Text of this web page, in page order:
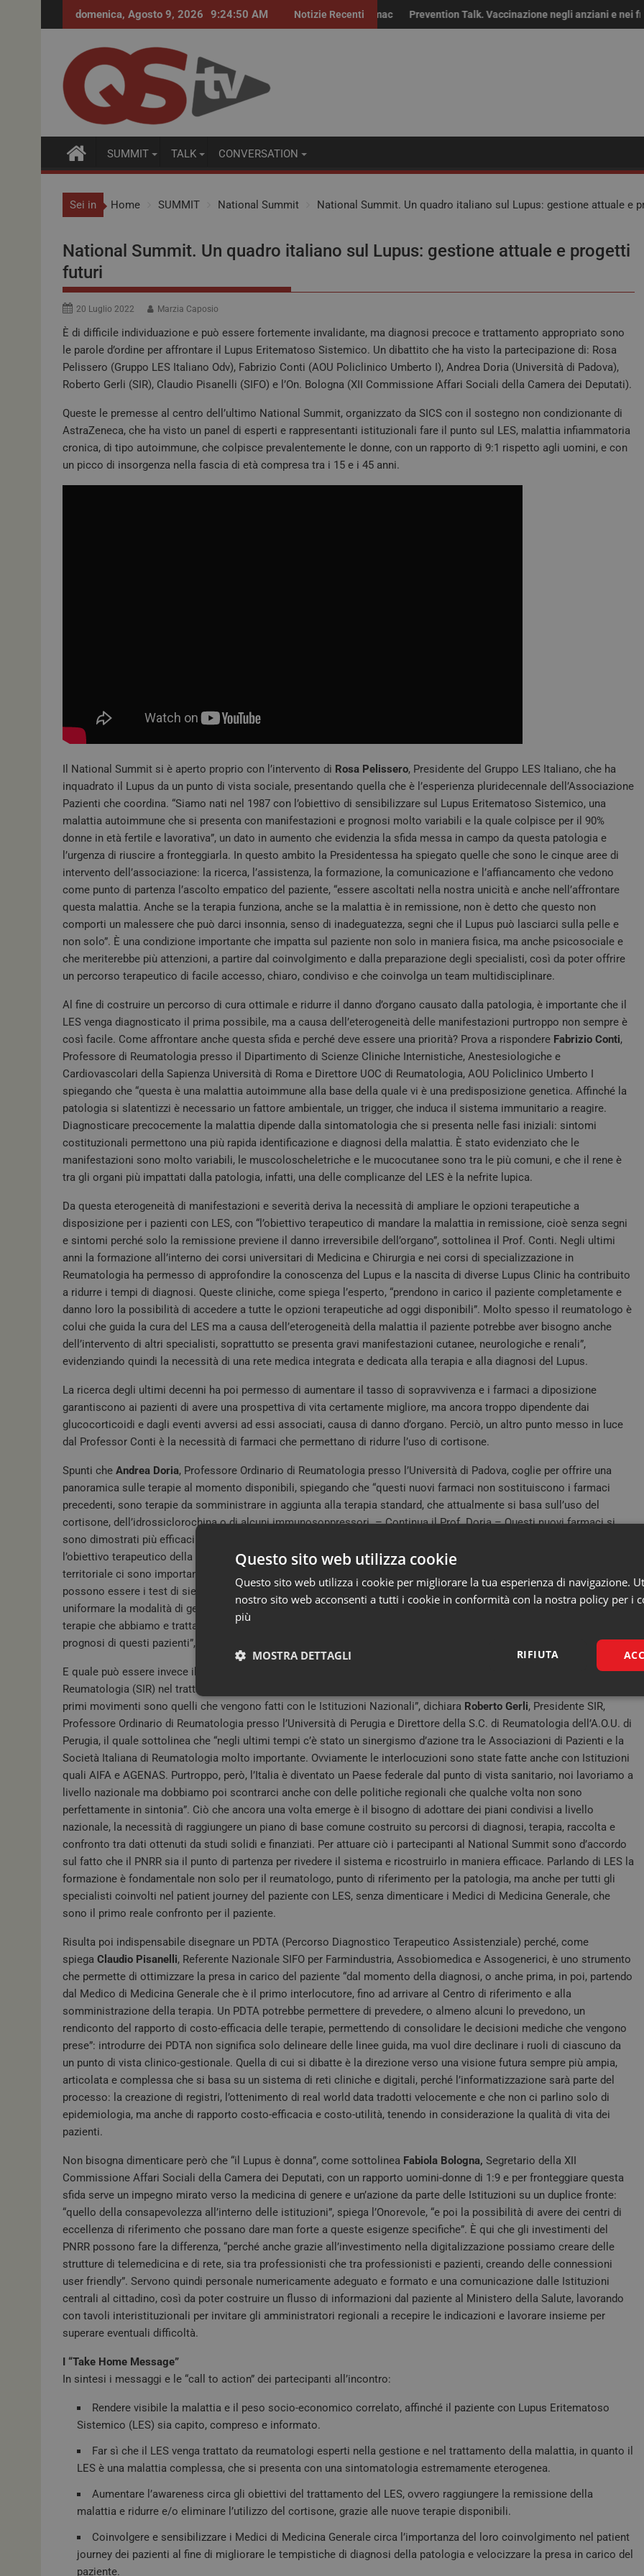
domenica, Agosto 9, 2026 9:24:51 AM Notizie Recenti
Procurement farmaceutico. Accordi quadro per i farmaci fuori brevetto: “Non solo risparmio, servono continuità delle
Prevention Talk. Vaccinazione negli anziani e nei fragili:
SUMMIT TALK CONVERSATION
Sei in Home SUMMIT National Summit National Summit. Un quadro italiano sul Lupus: gestione attuale e
National Summit. Un quadro italiano sul Lupus: gestione attuale e progetti
futuri
20 Luglio 2022 Marzia Caposio
È di difficile individuazione e può essere fortemente invalidante, ma diagnosi precoce e trattamento appropriato sono
le parole d’ordine per affrontare il Lupus Eritematoso Sistemico. Un dibattito che ha visto la partecipazione di: Rosa
Pelissero (Gruppo LES Italiano Odv), Fabrizio Conti (AOU Policlinico Umberto I), Andrea Doria (Università di Padova),
Roberto Gerli (SIR), Claudio Pisanelli (SIFO) e l’On. Bologna (XII Commissione Affari Sociali della Camera dei Deputati).
Queste le premesse al centro dell’ultimo National Summit, organizzato da SICS con il sostegno non condizionante di
AstraZeneca, che ha visto un panel di esperti e rappresentanti istituzionali fare il punto sul LES, malattia infiammatoria
cronica, di tipo autoimmune, che colpisce prevalentemente le donne, con un rapporto di 9:1 rispetto agli uomini, e con
un picco di insorgenza nella fascia di età compresa tra i 15 e i 45 anni.
Il National Summit si è aperto proprio con l’intervento di Rosa Pelissero, Presidente del Gruppo LES Italiano, che ha
inquadrato il Lupus da un punto di vista sociale, presentando quella che è l’esperienza pluridecennale dell’Associazione
Pazienti che coordina. “Siamo nati nel 1987 con l’obiettivo di sensibilizzare sul Lupus Eritematoso Sistemico, una
malattia autoimmune che si presenta con manifestazioni e prognosi molto variabili e la quale colpisce per il 90%
donne in età fertile e lavorativa”, un dato in aumento che evidenzia la sfida messa in campo da questa patologia e
l’urgenza di riuscire a fronteggiarla. In questo ambito la Presidentessa ha spiegato quelle che sono le cinque aree di
intervento dell’associazione: la ricerca, l’assistenza, la formazione, la comunicazione e l’affiancamento che vedono
come punto di partenza l’ascolto empatico del paziente, “essere ascoltati nella nostra unicità e anche nell’affrontare
questa malattia. Anche se la terapia funziona, anche se la malattia è in remissione, non è detto che questo non
comporti un malessere che può darci insonnia, senso di inadeguatezza, segni che il Lupus può lasciarci sulla pelle e
non solo”. È una condizione importante che impatta sul paziente non solo in maniera fisica, ma anche psicosociale e
che meriterebbe più attenzioni, a partire dal coinvolgimento e dalla preparazione degli specialisti, così da poter offrire
un percorso terapeutico di facile accesso, chiaro, condiviso e che coinvolga un team multidisciplinare.
Al fine di costruire un percorso di cura ottimale e ridurre il danno d’organo causato dalla patologia, è importante che il
LES venga diagnosticato il prima possibile, ma a causa dell’eterogeneità delle manifestazioni purtroppo non sempre è
così facile. Come affrontare anche questa sfida e perché deve essere una priorità? Prova a rispondere Fabrizio Conti,
Professore di Reumatologia presso il Dipartimento di Scienze Cliniche Internistiche, Anestesiologiche e
Cardiovascolari della Sapienza Università di Roma e Direttore UOC di Reumatologia, AOU Policlinico Umberto I
spiegando che “questa è una malattia autoimmune alla base della quale vi è una predisposizione genetica. Affinché la
patologia si slatentizzi è necessario un fattore ambientale, un trigger, che induca il sistema immunitario a reagire.
Diagnosticare precocemente la malattia dipende dalla sintomatologia che si presenta nelle fasi iniziali: sintomi
costituzionali permettono una più rapida identificazione e diagnosi della malattia. È stato evidenziato che le
manifestazioni sono molto variabili, le muscoloscheletriche e le mucocutanee sono tra le più comuni, e che il rene è
tra gli organi più impattati dalla patologia, infatti, una delle complicanze del LES è la nefrite lupica.
Da questa eterogeneità di manifestazioni e severità deriva la necessità di ampliare le opzioni terapeutiche a
disposizione per i pazienti con LES, con “l’obiettivo terapeutico di mandare la malattia in remissione, cioè senza segni
e sintomi perché solo la remissione previene il danno irreversibile dell’organo”, sottolinea il Prof. Conti. Negli ultimi
anni la formazione all’interno dei corsi universitari di Medicina e Chirurgia e nei corsi di specializzazione in
Reumatologia ha permesso di approfondire la conoscenza del Lupus e la nascita di diverse Lupus Clinic ha contribuito
a ridurre i tempi di diagnosi. Queste cliniche, come spiega l’esperto, “prendono in carico il paziente completamente e
danno loro la possibilità di accedere a tutte le opzioni terapeutiche ad oggi disponibili”. Molto spesso il reumatologo è
colui che guida la cura del LES ma a causa dell’eterogeneità della malattia il paziente potrebbe aver bisogno anche
dell’intervento di altri specialisti, soprattutto se presenta gravi manifestazioni cutanee, neurologiche e renali”,
evidenziando quindi la necessità di una rete medica integrata e dedicata alla terapia e alla diagnosi del Lupus.
La ricerca degli ultimi decenni ha poi permesso di aumentare il tasso di sopravvivenza e i farmaci a diposizione
garantiscono ai pazienti di avere una prospettiva di vita certamente migliore, ma ancora troppo dipendente dai
glucocorticoidi e dagli eventi avversi ad essi associati, causa di danno d’organo. Perciò, un altro punto messo in luce
dal Professor Conti è la necessità di farmaci che permettano di ridurre l’uso di cortisone.
Spunti che Andrea Doria, Professore Ordinario di Reumatologia presso l’Università di Padova, coglie per offrire una
panoramica sulle terapie al momento disponibili, spiegando che “questi nuovi farmaci non sostituiscono i farmaci
precedenti, sono terapie da somministrare in aggiunta alla terapia standard, che attualmente si basa sull’uso del
cortisone, dell’idrossiclorochina o di alcuni immunosoppressori. – Continua il Prof. Doria – Questi nuovi farmaci si
sono dimostrati più efficaci della terapia standard nel migliorare le manifestazioni cliniche” permettendo di raggiungere
l’obiettivo terapeutico della remissione clinica o di mantenere una ridotta attività di malattia. A livello regionale e
territoriale ci sono importanti differenze in termini di utilizzo di farmaci biologici, accesso a sistemi diagnostici come
possono essere i test di sieropositività per il Lupus e presenza di Lupus Clinic. “Il nostro obiettivo è quello di
uniformare la modalità di gestione e di approccio del paziente, perché se riusciamo a farlo in tempi brevi, con le nuove
terapie che abbiamo e trattando il paziente in maniera corretta, avremo veramente la possibilità di modificare la
prognosi di questi pazienti”, conclude il Professore.
E quale può essere invece il ruolo ricoperto dalle Società Scientifiche, nello specifico dalla Società Italiana di
Reumatologia (SIR) nel trattare e gestire una patologia così complessa a livello territoriale? “Come Società Italiana i
primi movimenti sono quelli che vengono fatti con le Istituzioni Nazionali”, dichiara Roberto Gerli, Presidente SIR,
Professore Ordinario di Reumatologia presso l’Università di Perugia e Direttore della S.C. di Reumatologia dell’A.O.U. di
Perugia, il quale sottolinea che “negli ultimi tempi c’è stato un sinergismo d’azione tra le Associazioni di Pazienti e la
Società Italiana di Reumatologia molto importante. Ovviamente le interlocuzioni sono state fatte anche con Istituzioni
quali AIFA e AGENAS. Purtroppo, però, l’Italia è diventato un Paese federale dal punto di vista sanitario, noi lavoriamo a
livello nazionale ma dobbiamo poi scontrarci anche con delle politiche regionali che qualche volta non sono
perfettamente in sintonia”. Ciò che ancora una volta emerge è il bisogno di adottare dei piani condivisi a livello
nazionale, la necessità di raggiungere un piano di base comune costruito su percorsi di diagnosi, terapia, raccolta e
confronto tra dati ottenuti da studi solidi e finanziati. Per attuare ciò i partecipanti al National Summit sono d’accordo
sul fatto che il PNRR sia il punto di partenza per rivedere il sistema e ricostruirlo in maniera efficace. Parlando di LES la
formazione è fondamentale non solo per il reumatologo, punto di riferimento per la patologia, ma anche per tutti gli
specialisti coinvolti nel patient journey del paziente con LES, senza dimenticare i Medici di Medicina Generale, che
sono il primo reale confronto per il paziente.
Risulta poi indispensabile disegnare un PDTA (Percorso Diagnostico Terapeutico Assistenziale) perché, come
spiega Claudio Pisanelli, Referente Nazionale SIFO per Farmindustria, Assobiomedica e Assogenerici, è uno strumento
che permette di ottimizzare la presa in carico del paziente “dal momento della diagnosi, o anche prima, in poi, partendo
dal Medico di Medicina Generale che è il primo interlocutore, fino ad arrivare al Centro di riferimento e alla
somministrazione della terapia. Un PDTA potrebbe permettere di prevedere, o almeno alcuni lo prevedono, un
rendiconto del rapporto di costo-efficacia delle terapie, permettendo di consolidare le decisioni mediche che vengono
prese”: introdurre dei PDTA non significa solo delineare delle linee guida, ma vuol dire declinare i ruoli di ciascuno da
un punto di vista clinico-gestionale. Quella di cui si dibatte è la direzione verso una visione futura sempre più ampia,
articolata e complessa che si basa su un sistema di reti cliniche e digitali, perché l’informatizzazione sarà parte del
processo: la creazione di registri, l’ottenimento di real world data tradotti velocemente e che non ci parlino solo di
epidemiologia, ma anche di rapporto costo-efficacia e costo-utilità, tenendo in considerazione la qualità di vita dei
pazienti.
Non bisogna dimenticare però che “il Lupus è donna”, come sottolinea Fabiola Bologna, Segretario della XII
Commissione Affari Sociali della Camera dei Deputati, con un rapporto uomini-donne di 1:9 e per fronteggiare questa
sfida serve un impegno mirato verso la medicina di genere e un’azione da parte delle Istituzioni su un duplice fronte:
“quello della consapevolezza all’interno delle istituzioni”, spiega l’Onorevole, “e poi la possibilità di avere dei centri di
eccellenza di riferimento che possano dare man forte a queste esigenze specifiche”. È qui che gli investimenti del
PNRR possono fare la differenza, “perché anche grazie all’investimento nella digitalizzazione possiamo creare delle
strutture di telemedicina e di rete, sia tra professionisti che tra professionisti e pazienti, creando delle connessioni
user friendly”. Servono quindi personale numericamente adeguato e formato e una comunicazione dalle Istituzioni
centrali al cittadino, così da poter costruire un flusso di informazioni dal paziente al Ministero della Salute, lavorando
con tavoli interistituzionali per invitare gli amministratori regionali a recepire le indicazioni e lavorare insieme per
superare eventuali difficoltà.
I “Take Home Message”
In sintesi i messaggi e le “call to action” dei partecipanti all’incontro:
Rendere visibile la malattia e il peso socio-economico correlato, affinché il paziente con Lupus Eritematoso
Sistemico (LES) sia capito, compreso e informato.
Far sì che il LES venga trattato da reumatologi esperti nella gestione e nel trattamento della malattia, in quanto il
LES è una malattia complessa, che si presenta con una sintomatologia estremamente eterogenea.
Aumentare l’awareness circa gli obiettivi del trattamento del LES, ovvero raggiungere la remissione della
malattia e ridurre e/o eliminare l’utilizzo del cortisone, grazie alle nuove terapie disponibili.
Coinvolgere e sensibilizzare i Medici di Medicina Generale circa l’importanza del loro coinvolgimento nel patient
journey dei pazienti al fine di migliorare le tempistiche di diagnosi della patologia e velocizzare la presa in carico del
paziente.
Questo sito web utilizza cookie
Questo sito web utilizza i cookie per migliorare la tua esperienza di navigazione.
nostro sito web acconsenti a tutti i cookie in conformità con la nostra policy per i
più
RIFIUTA
MOSTRA DETTAGLI
Necessari Marketing
Necessari Marketing
I cookie necessari contribuiscono a rendere fruibile il sito web abilitandone funzionalità di base quali la
e l'accesso alle aree protette del sito. Il sito web non è in grado di funzionare correttamente senza questi
NOME
FORNITORE /
SCADENZA DESCRIZIONE
_ga_02W55TQLH1 .quotidianosanita.it
1 anno 1
mese
Questo cookie viene utilizzato da Google
mantenere lo stato della sessione.
variabili di sessione utente. Normalmente è
generato in modo casuale, il modo in cui
essere specifico per il sito, ma un buon
uno stato di accesso per un utente tra le
tracking-sites-
ironfish-tracking-
enable
tv.quotidianosanita.it
4
settimane
2 giorni
Questo cookie è impostato
sistema di tracking anonimo.
ARRAffinity
Microsoft
Corporation
.tv.quotidianosanita.it
Sessione
Questo cookie viene impostato dai siti Web
piattaforma cloud Windows Azure. Viene
pagina del visitatore vengano instradate
qualsiasi sessione di navigazione.
CookieScriptConsent
CookieScript
5 mesi 3
Questo cookie viene utilizzato dal servizio
per ricordare le preferenze di consenso sui
È necessario che il banner dei cookie di
ironfish-session-id
settimane
2 giorni
identificatore generico al visitatore.
ARRAffinitySameSite
Microsoft
Corporation
.tv.quotidianosanita.it
Sessione
Quando si utilizza Microsoft Azure come
hosting e si abilita il bilanciamento del
garantisce che le richieste di una sessione
visitatore siano sempre gestite dallo stesso
.quotidianosanita.it
mese
Questo nome di cookie è associato a
Analytics, che è un aggiornamento
analisi più comunemente utilizzato da
viene utilizzato per distinguere utenti unici
numero generato in modo casuale come
utilizzato per calcolare i dati di visitatori,
per i rapporti di analisi dei siti.
NOME
FORNITORE /
VISITOR_PRIVACY_METADATA
YouTube
5 mesi 4
Questo cookie viene utilizzato per
sulla privacy, garantendo che le
onorate nelle sessioni future.
settimane
traccia delle preferenze dell'utente
Youtube incorporati nei siti; può
__Secure-ROLLOUT_TOKEN
.youtube.com
5 mesi 4
settimane
Questo cookie è impostato da
dell'autenticazione e della
dell’esperienza utente